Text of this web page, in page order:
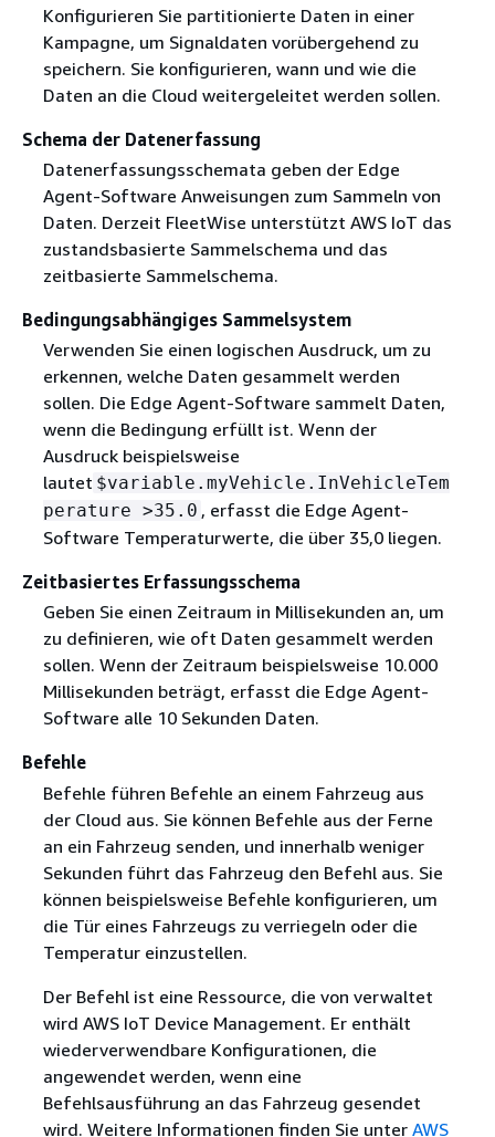
Konfigurieren Sie partitionierte Daten in einer
Kampagne, um Signaldaten vorübergehend zu
speichern. Sie konfigurieren, wann und wie die
Daten an die Cloud weitergeleitet werden sollen.
Schema der Datenerfassung
Datenerfassungsschemata geben der Edge
Agent-Software Anweisungen zum Sammeln von
Daten. Derzeit FleetWise unterstützt AWS IoT das
zustandsbasierte Sammelschema und das
zeitbasierte Sammelschema.
Bedingungsabhängiges Sammelsystem
Verwenden Sie einen logischen Ausdruck, um zu
erkennen, welche Daten gesammelt werden
sollen. Die Edge Agent-Software sammelt Daten,
wenn die Bedingung erfüllt ist. Wenn der
Ausdruck beispielsweise
lautet $variable.myVehicle.InVehicleTem
perature >35.0 , erfasst die Edge Agent-
Software Temperaturwerte, die über 35,0 liegen.
Zeitbasiertes Erfassungsschema
Geben Sie einen Zeitraum in Millisekunden an, um
zu definieren, wie oft Daten gesammelt werden
sollen. Wenn der Zeitraum beispielsweise 10.000
Millisekunden beträgt, erfasst die Edge Agent-
Software alle 10 Sekunden Daten.
Befehle
Befehle führen Befehle an einem Fahrzeug aus
der Cloud aus. Sie können Befehle aus der Ferne
an ein Fahrzeug senden, und innerhalb weniger
Sekunden führt das Fahrzeug den Befehl aus. Sie
können beispielsweise Befehle konfigurieren, um
die Tür eines Fahrzeugs zu verriegeln oder die
Temperatur einzustellen.
Der Befehl ist eine Ressource, die von verwaltet
wird AWS IoT Device Management. Er enthält
wiederverwendbare Konfigurationen, die
angewendet werden, wenn eine
Befehlsausführung an das Fahrzeug gesendet
wird. Weitere Informationen finden Sie unter AWS